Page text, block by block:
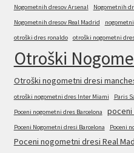
Nogometnih dresov Arsenal
Nogometnih
Nogometnih dresov Real Madrid
otroški dres ronaldo
otroški nogometni
Otroški
Otroški nogometni dresi
otroški nogometni dres Inter Miami
Paris
Poceni nogometni dres Barcelona
Poceni Nogometni dresi Barcelona Poceni
Poceni nogometni dresi Real